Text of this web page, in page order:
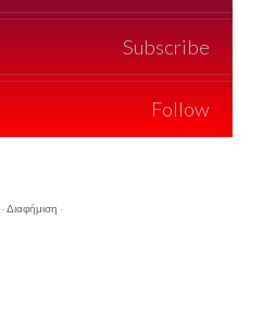
Subscribe
Follow
- Διαφήμιση -